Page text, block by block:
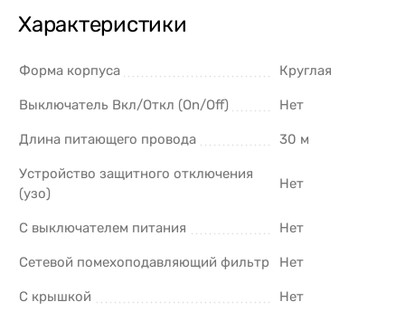
Характеристики
Форма корпуса Круглая
Выключатель Вкл/Откл (On/Off) Нет
Длина питающего провода 30 м
Устройство защитного отключения
(узо)
Нет
С выключателем питания Нет
Сетевой помехоподавляющий фильтр Нет
С крышкой Нет